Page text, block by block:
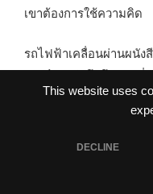
This website uses
DECLINE
เขาต้องการใช้ความคิด
รถไฟฟ้าเคลื่อนผ่านผนัง
ฤษณ์หวนรำลึกถึงตอนที่พ
“สามีของฉันหายตัวไป